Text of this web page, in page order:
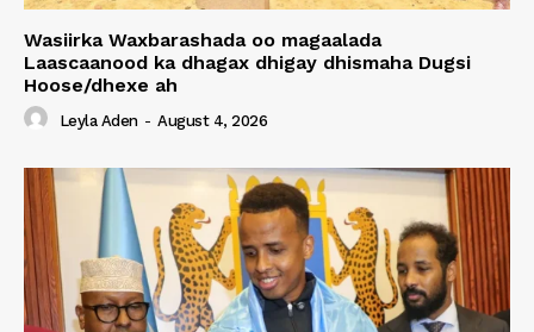
Wasiirka Waxbarashada oo magaalada
Laascaanood ka dhagax dhigay dhismaha Dugsi
Hoose/dhexe ah
Leyla Aden - August 4, 2026